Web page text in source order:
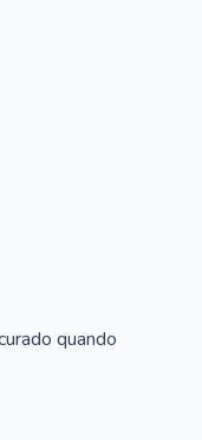
quando